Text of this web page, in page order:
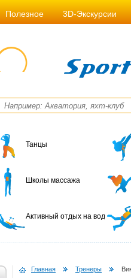
Полезное 3D-Экскурсии
Танцы
Школы массажа
Активный отдых на воде
Главная Тренеры